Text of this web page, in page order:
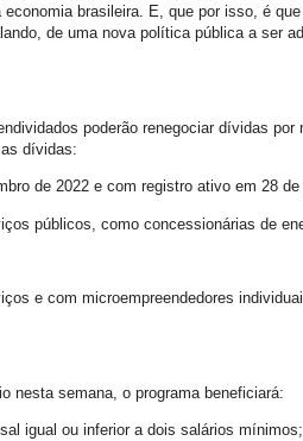
economia brasileira. E, que por isso, é
de uma nova política pública a ser
poderão renegociar dívidas
dívidas:
de 2022 e com registro ativo em 28 de
públicos, como concessionárias de
e com microempreendedores
nesta semana, o programa beneficiará:
igual ou inferior a dois salários mínimos;